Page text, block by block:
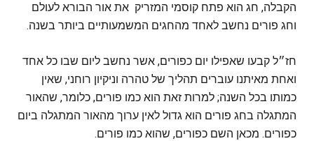
הקבלה, חג הוא פתח קוסמי המזריק את אור הבורא לעולם
וחג פורים נחשב לאחד מהחגים המשמעותיים ביותר בשנה.
חז״ל קבעו שאפילו יום כפורים, אשר נחשב ליום שבו כל אחד
ואחת מאיתנו עוברים תהליך של טהרה וניקיון רוחני, שאין
כמותו בכל השנה; למרות זאת הוא כמו פורים, כלומר, שהאור
המתגלה בחג פורים הוא גדול לאין ערוך מהאור המתגלה ביום
כפורים. מכאן השם כפורים, שהוא כמו פורים.